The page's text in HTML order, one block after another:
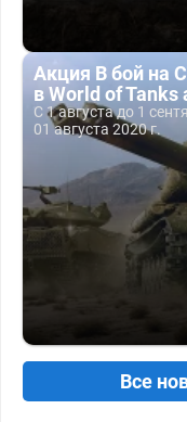
Акция В бой на
в World of Tanks
С 1 августа до 1
01 августа 2020 г.
Все